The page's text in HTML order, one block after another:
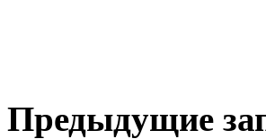
Предыдущие